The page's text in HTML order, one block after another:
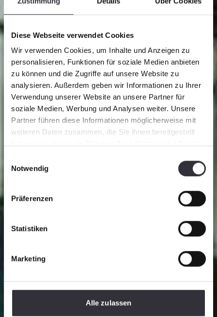
Diese Webseite verwendet Cookies
Wir verwenden Cookies, um Inhalte und Anzeigen zu
personalisieren, Funktionen für soziale Medien anbieten
zu können und die Zugriffe auf unsere Website zu
analysieren. Außerdem geben wir Informationen zu Ihrer
Verwendung unserer Website an unsere Partner für
soziale Medien, Werbung und Analysen weiter. Unsere
Partner führen diese Informationen möglicherweise mit
weiteren Daten zusammen, die Sie ihnen bereitgestellt
Notwendig
Präferenzen
Statistiken
Marketing
Alle zulassen